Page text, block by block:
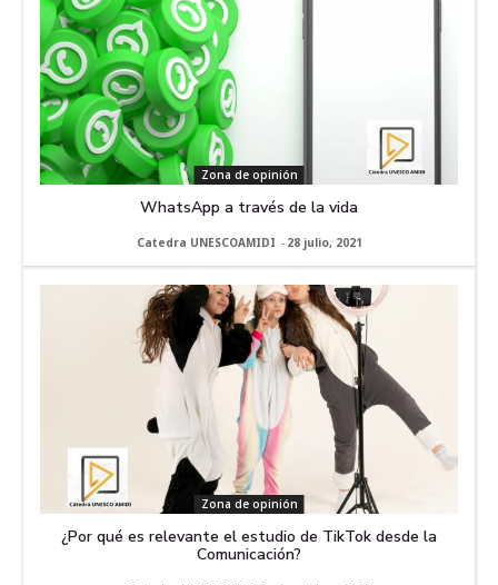
Zona de opinión
WhatsApp a través de la vida
Catedra UNESCOAMIDI - 28 julio, 2021
Zona de opinión
¿Por qué es relevante el estudio de TikTok desde la
Comunicación?